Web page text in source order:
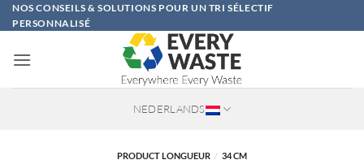
Ga
naar
NOS CONSEILS & SOLUTIONS POUR UN TRI SÉLECTIF
PERSONNALISÉ
NEDERLANDS
PRODUCT LONGUEUR / 34 CM